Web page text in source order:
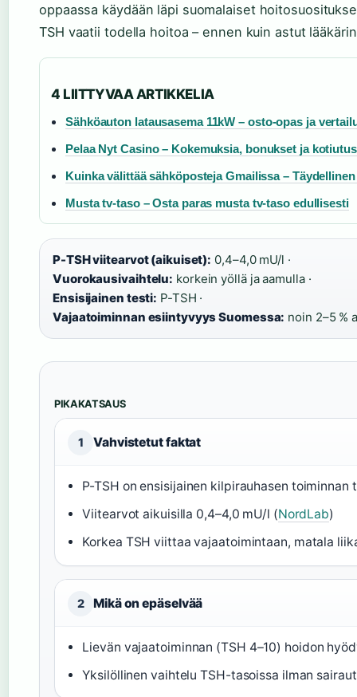
oppaassa käydään läpi suomalaiset
TSH vaatii todella hoitoa – ennen kuin astut
4 LIITTYVAA ARTIKKELIA
Sähköauton latausasema 11kW – osto-opas ja
Pelaa Nyt Casino – Kokemuksia, bonukset ja
Kuinka välittää sähköposteja Gmailissa –
Musta tv-taso – Osta paras musta tv-taso edullisesti
P-TSH viitearvot (aikuiset): 0,4–4,0 mU/l ·
Vuorokausivaihtelu: korkein yöllä ja aamulla ·
Ensisijainen testi: P-TSH ·
Vajaatoiminnan esiintyvyys Suomessa: noin 2–5 %
PIKAKATSAUS
1 Vahvistetut faktat
P-TSH on ensisijainen kilpirauhasen toiminnan
Viitearvot aikuisilla 0,4–4,0 mU/l (NordLab)
Korkea TSH viittaa vajaatoimintaan, matala
2 Mikä on epäselvää
Lievän vajaatoiminnan (TSH 4–10) hoidon
Yksilöllinen vaihtelu TSH-tasoissa ilman